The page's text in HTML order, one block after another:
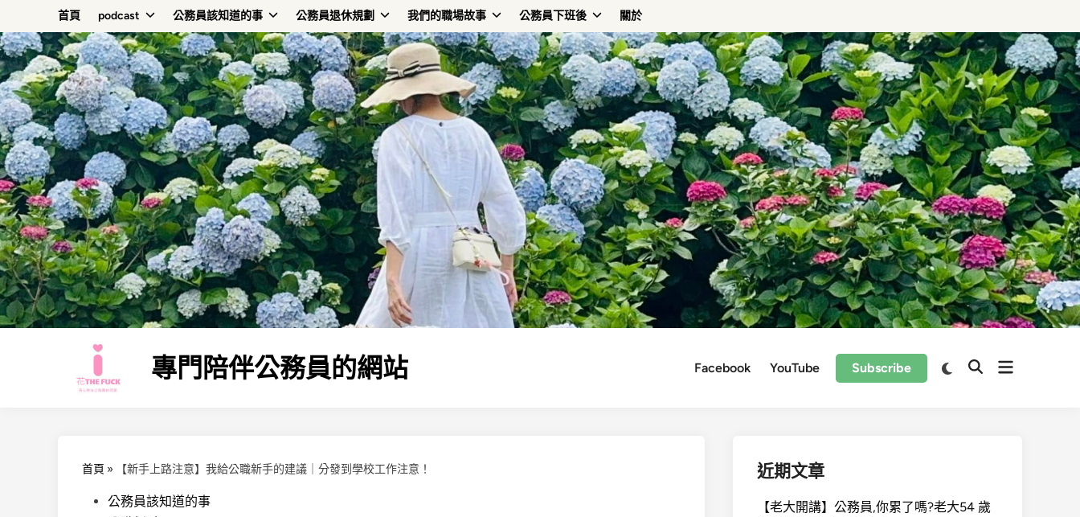
content
首頁 podcast 公務員該知道的事 公務員退休規劃 我們的職場故事 公務員下班後 關於
專門陪伴公務員的網站 Facebook YouTube Subscribe
Switch
to
OpenOpen
首頁 » 【新手上路注意】我給公職新手的建議｜分發到學校工作注意！
Posted公務員該知道的事
近期文章
【老大開講】公務員,你累了嗎?老大54 歲